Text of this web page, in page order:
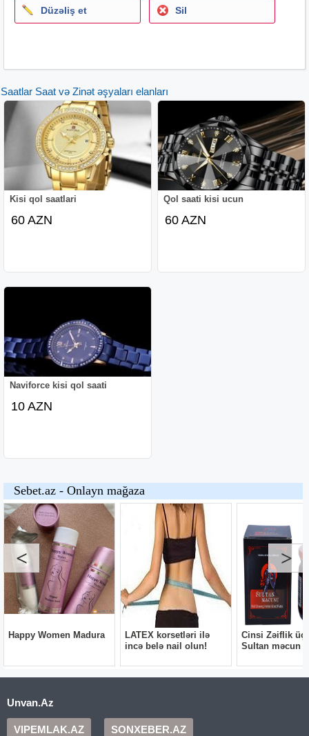
Düzəliş et Sil
Saatlar Saat və Zinət əşyaları elanları
Kisi qol saatlari
60 AZN
Qol saati kisi ucun
60 AZN
Naviforce kisi qol saati
10 AZN
Unvan.Az
VIPEMLAK.AZ SONXEBER.AZ